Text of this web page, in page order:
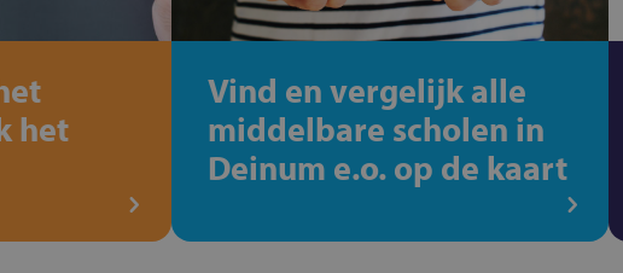
het
Vind en vergelijk alle
middelbare scholen in
Deinum e.o. op de kaart